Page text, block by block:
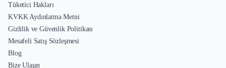
Tüketici Hakları
KVKK Aydınlatma Metni
Gizlilik ve Güvenlik Politikası
Mesafeli Satış Sözleşmesi
Blog
Bize Ulaşın